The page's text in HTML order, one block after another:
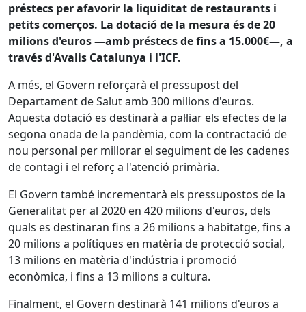
préstecs per afavorir la liquiditat de restaurants i
petits comerços. La dotació de la mesura és de 20
milions d'euros —amb préstecs de fins a 15.000€—, a
través d'Avalis Catalunya i l'ICF.
A més, el Govern reforçarà el pressupost del
Departament de Salut amb 300 milions d'euros.
Aquesta dotació es destinarà a pal·liar els efectes de la
segona onada de la pandèmia, com la contractació de
nou personal per millorar el seguiment de les cadenes
de contagi i el reforç a l'atenció primària.
El Govern també incrementarà els pressupostos de la
Generalitat per al 2020 en 420 milions d'euros, dels
quals es destinaran fins a 26 milions a habitatge, fins a
20 milions a polítiques en matèria de protecció social,
13 milions en matèria d'indústria i promoció
econòmica, i fins a 13 milions a cultura.
Finalment, el Govern destinarà 141 milions d'euros a